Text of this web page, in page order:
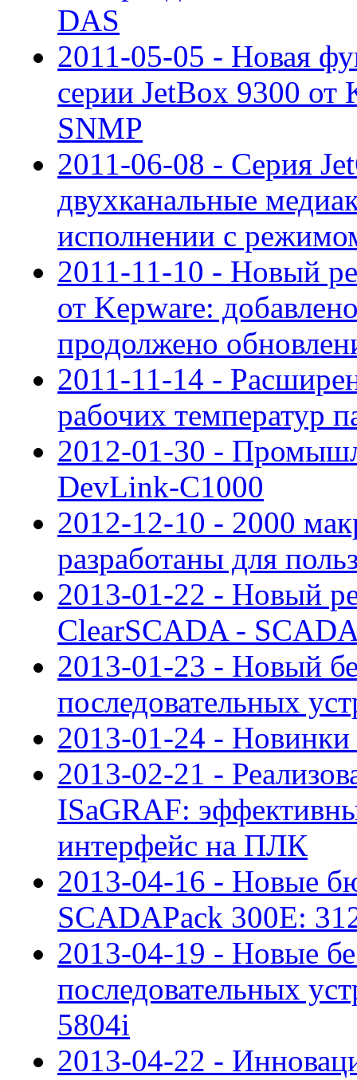
DAS
2011-05-05 - Новая
серии JetBox 9300
SNMP
2011-06-08 - Серия
двухканальные
исполнении с
2011-11-10 - Новый
от Kepware:
продолжено
2011-11-14 -
рабочих температур
2012-01-30 -
DevLink-C1000
2012-12-10 - 2000
разработаны для
2013-01-22 - Новый
ClearSCADA -
2013-01-23 - Новый
последовательных
2013-01-24 -
2013-02-21 -
ISaGRAF:
интерфейс на ПЛК
2013-04-16 - Новые
SCADAPack 300E:
2013-04-19 - Новые
последовательных
5804i
2013-04-22 -